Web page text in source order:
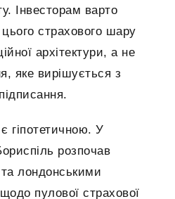
Інвесторам варто
страхового шару
архітектури, а не
яке вирішується з
гіпотетичною. У
розпочав
лондонськими
пулової страхової